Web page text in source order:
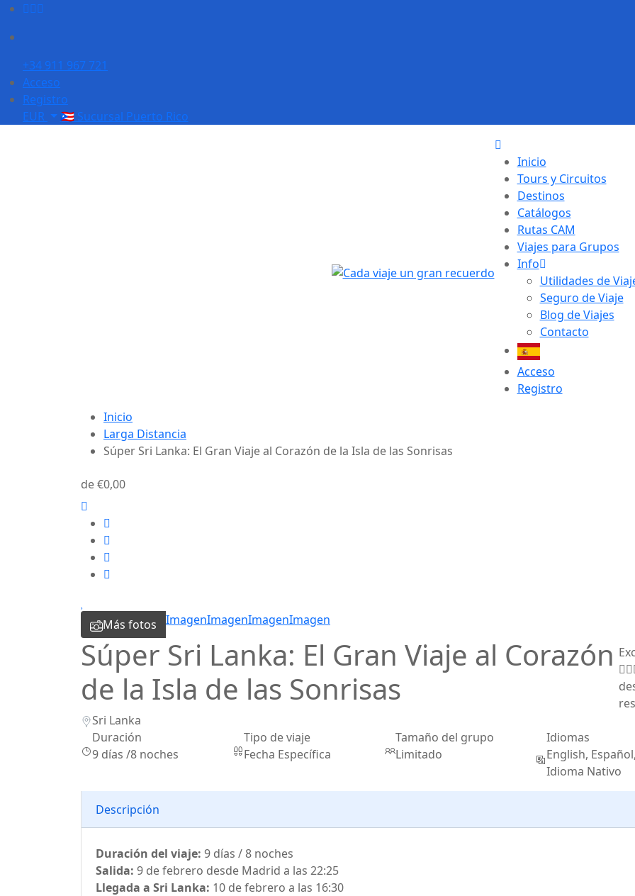
+34 911 967 721
Acceso
Registro
EUR
🇵🇷 Sucursal Puerto Rico
Inicio
Tours y Circuitos
Destinos
Catálogos
Rutas CAM
Viajes para Grupos
Info
Utilidades de
Seguro de Viaje
Blog de Viajes
Contacto
Acceso
Registro
Inicio
Larga Distancia
Súper Sri Lanka: El Gran Viaje al Corazón de la Isla de las Sonrisas
de€0,00
Más fotos ImagenImagenImagenImagen
Súper Sri Lanka: El Gran Viaje al Corazón
de la Isla de las Sonrisas
Sri Lanka
Duración
9 días /8 noches
Tipo de viaje
Fecha Específica
Tamaño del grupo
Limitado
Idiomas
English,
Idioma Nativo
Descripción
Duración del viaje: 9 días / 8 noches
Salida: 9 de febrero desde Madrid a las 22:25
Llegada a Sri Lanka: 10 de febrero a las 16:30